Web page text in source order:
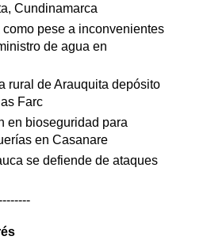
Cundinamarca
pese a inconvenientes
de agua en
rural de Arauquita depósito
Farc
en bioseguridad para
en Casanare
se defiende de ataques